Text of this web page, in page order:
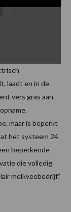
laadt en in de
vers gras aan.
maar is beperkt
het systeem 24
beperkende
die volledig
melkveebedrijf.”